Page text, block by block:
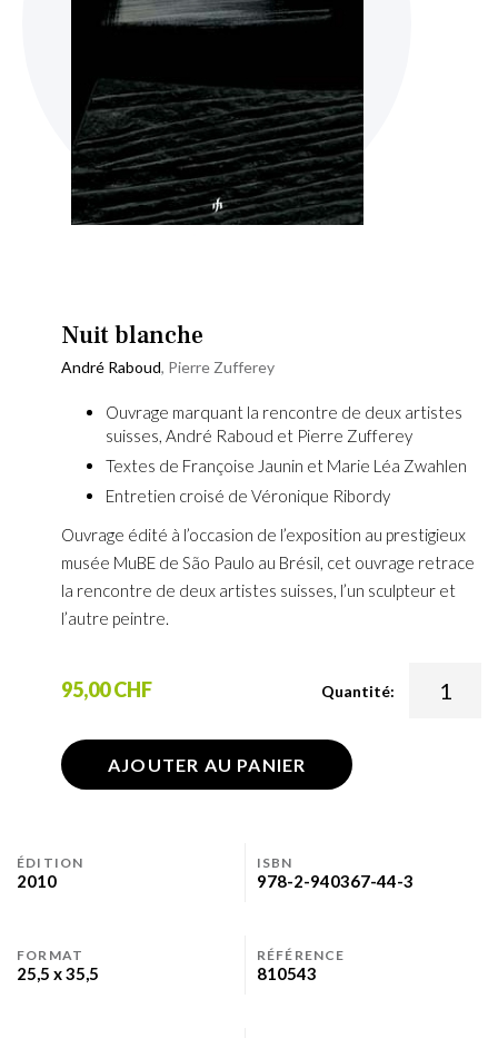
Nuit blanche
André Raboud, Pierre Zufferey
Ouvrage marquant la rencontre de deux artistes
suisses, André Raboud et Pierre Zufferey
Textes de Françoise Jaunin et Marie Léa Zwahlen
Entretien croisé de Véronique Ribordy
Ouvrage édité à l’occasion de l’exposition au prestigieux
musée MuBE de São Paulo au Brésil, cet ouvrage retrace
la rencontre de deux artistes suisses, l’un sculpteur et
l’autre peintre.
95,00 CHF Quantité:
AJOUTER AU PANIER
beginning
of
the
gallery
ÉDITION
2010
ISBN
978-2-940367-44-3
FORMAT
25,5 x 35,5
RÉFÉRENCE
810543